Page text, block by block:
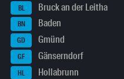
BL Bruck an der Leitha
BN Baden
GD Gmünd
GF Gänserndorf
HL Hollabrunn